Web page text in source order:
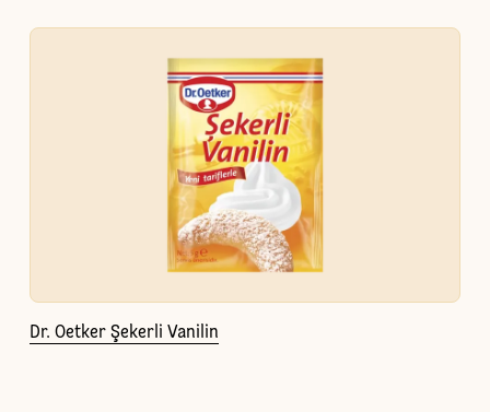
Dr. Oetker Şekerli Vanilin